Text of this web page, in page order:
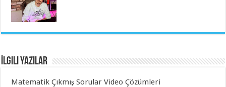
İlgili Yazılar
Matematik Çıkmış Sorular Video Çözümleri